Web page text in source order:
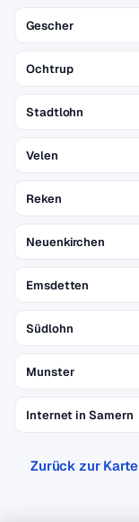
Gescher
Ochtrup
Stadtlohn
Velen
Reken
Neuenkirchen
Emsdetten
Südlohn
Munster
Internet in Samern
Zurück zur Karte